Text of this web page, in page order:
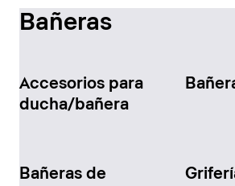
Bañeras
Accesorios para
ducha/bañera
Bañeras de